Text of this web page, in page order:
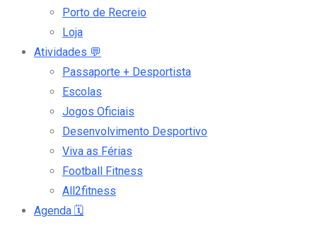
Porto de Recreio
Loja
Atividades 💬
Passaporte + Desportista
Escolas
Jogos Oficiais
Desenvolvimento Desportivo
Viva as Férias
Football Fitness
All2fitness
Agenda 🗓️